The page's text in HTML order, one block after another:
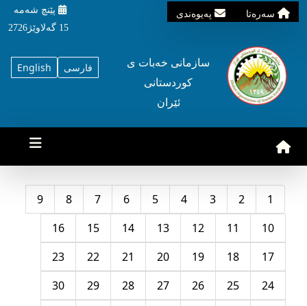
سه‌ره‌تا په‌یوه‌ندی
پێنچ شه‌مه‌
15 گه‌لاوێژ2726
English فارسی
سازمانی خه‌بات ی
کوردستانی
ئێران
1
2
3
4
5
6
7
8
9
10
11
12
13
14
15
16
17
18
19
20
21
22
23
24
25
26
27
28
29
30